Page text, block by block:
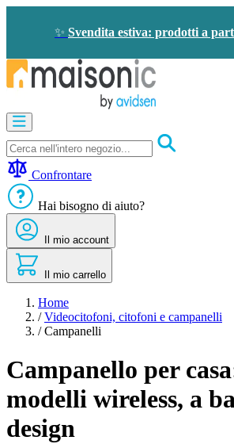
✨ Svendita estiva: prodotti a
Videocitofono
-
Campanello
-
risparmio
energetico
Sicurezza
Comfort
domestico
e
sconti
Confrontare
Hai bisogno di aiuto?
Il mio account
Il mio carrello
Home
/ Videocitofoni, citofoni e campanelli
/ Campanelli
Campanello per
modelli wireless, a
design